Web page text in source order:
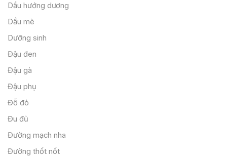
Dầu hướng dương
Dầu mè
Dưỡng sinh
Đậu đen
Đậu gà
Đậu phụ
Đỗ đỏ
Đu đủ
Đường mạch nha
Đường thốt nốt